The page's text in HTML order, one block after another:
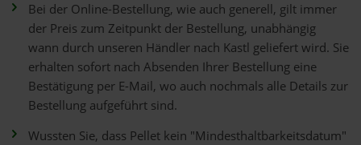
Bei der Online-Bestellung, wie auch generell, gilt immer
der Preis zum Zeitpunkt der Bestellung, unabhängig
wann durch unseren Händler nach Kastl geliefert wird. Sie
erhalten sofort nach Absenden Ihrer Bestellung eine
Bestätigung per E-Mail, wo auch nochmals alle Details zur
Bestellung aufgeführt sind.
Wussten Sie, dass Pellet kein "Mindesthaltbarkeitsdatum"